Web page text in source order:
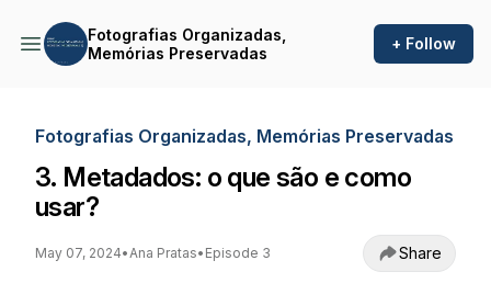
Fotografias Organizadas,
Memórias Preservadas
+ Follow
Fotografias Organizadas, Memórias Preservadas
3. Metadados: o que são e como
usar?
May 07, 2024•Ana Pratas• Episode 3 Share